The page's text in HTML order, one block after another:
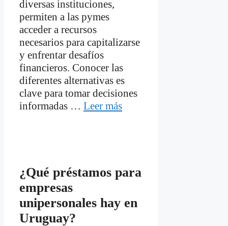
diversas instituciones,
permiten a las pymes
acceder a recursos
necesarios para capitalizarse
y enfrentar desafíos
financieros. Conocer las
diferentes alternativas es
clave para tomar decisiones
informadas … Leer más
¿Qué préstamos para
empresas
unipersonales hay en
Uruguay?